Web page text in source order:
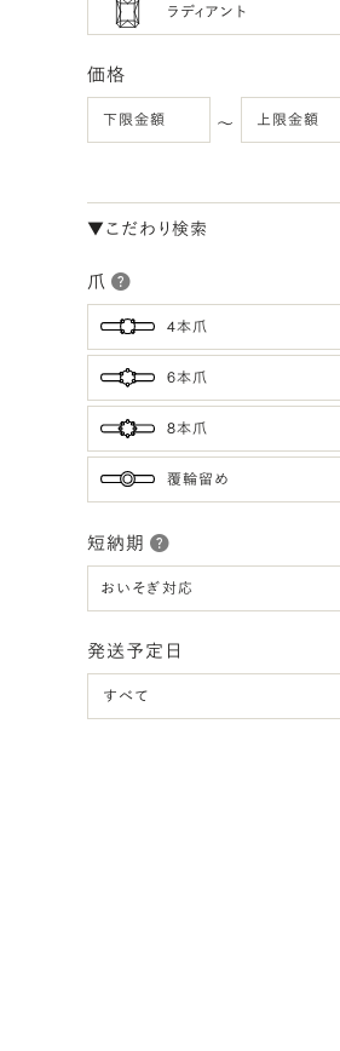
ラディアント
価格
〜
▼こだわり検索
爪
4本爪
6本爪
8本爪
覆輪留め
短納期
おいそぎ対応
発送予定日